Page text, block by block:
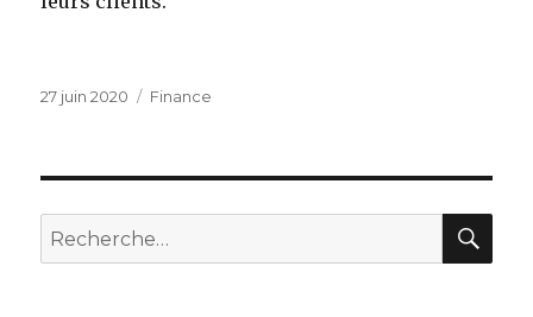
Publié
27 juin 2020 Catégories
Finance
Recherche
pour